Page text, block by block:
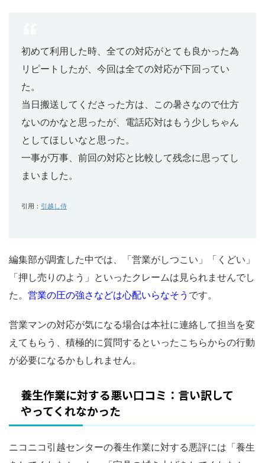
初めて利用した時、全ての対応がとても良かった為
リピートしたが、今回は全ての対応が下回ってい
た。
当日搬送してくださった方は、この暑さなので仕方
ないのかなと思ったが、電話応対はもう少しちゃん
としてほしいなと思った。
一事が万事、前回の対応と比較して残念に思ってし
まいました。
引用： 引越し侍
編集部が調査した中では、「営業がしつこい」「くどい」
「押し売りのよう」といったクレームは見られませんでし
た。 営業の圧の強さなどは心配いらなそう です。
営業マンの対応が気になる場合は本社に連絡して担当を変
えてもらう、積極的に質問するといったこちらからの行動
が必要になるかもしれません。
養生作業に対する悪い口コミ：言い訳して
やってくれなかった
ニコニコ引越センターの養生作業に対する悪評には「養生